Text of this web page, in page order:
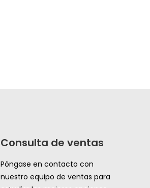
Consulta de ventas
Póngase en contacto con
nuestro equipo de ventas para